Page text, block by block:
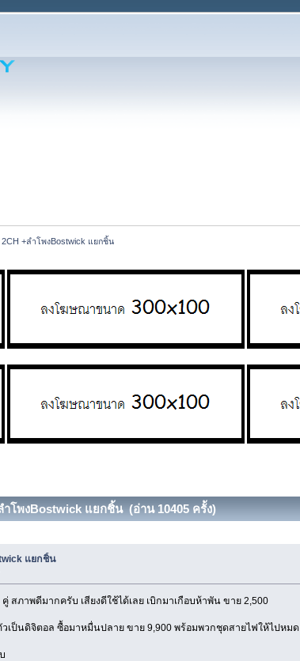
+ลำโพงBostwick แยกชิ้น
โพงBostwick แยกชิ้น (อ่าน 10405 ครั้ง)
แยกชิ้น
สภาพดีมากครับ เสียงดีใช้ได้เลย เบิกมาเกือบห้าพัน ขาย 2,500
เป็นดิจิตอล ซื้อมาหมื่นปลาย ขาย 9,900 พร้อมพวกชุดสายไฟให้ไปหมด